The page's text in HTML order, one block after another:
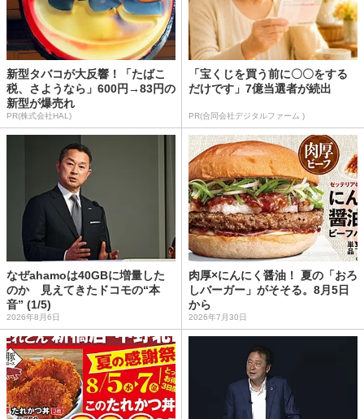
新型タバコが大反響！「たばこ
税、さようなら」600円→83円の
新型が爆売れ
PR(株式会社HAL)
「宝くじを買う前に〇〇をする
だけです」7億当選者が続出
PR(合同会社デジタルファーム )
なぜahamoは40GBに増量した
のか 見えてきたドコモの“本
音” (1/5)
2026年8月6日
肉厚×にんにく醤油！ 夏の「おろ
しバーガー」がそそる。8月5日
から
2026年7月30日